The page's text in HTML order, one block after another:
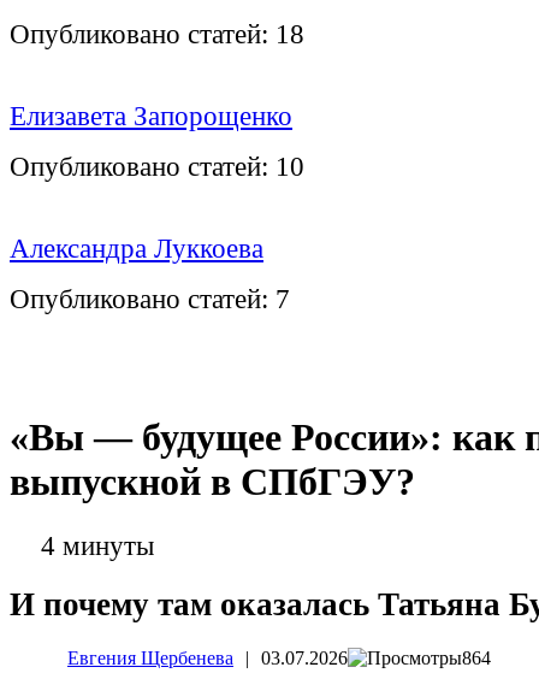
Опубликовано статей: 18
Елизавета Запорощенко
Опубликовано статей: 10
Александра Луккоева
Опубликовано статей: 7
«Вы — будущее России»: как
выпускной в СПбГЭУ?
4 минуты
И почему там оказалась Татьяна
Евгения Щербенева | 03.07.2026 864